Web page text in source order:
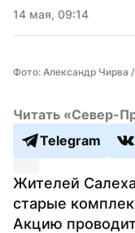
14 мая, 09:14
Фото: Александр Чирва
Читать «Север-
Telegram
Жителей
старые
Акцию